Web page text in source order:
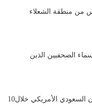
من منطقة الشعلاء
الصحفيين الذين
عين الإنسانية: ضحايا العدوان السعودي الأمريكي خلال10